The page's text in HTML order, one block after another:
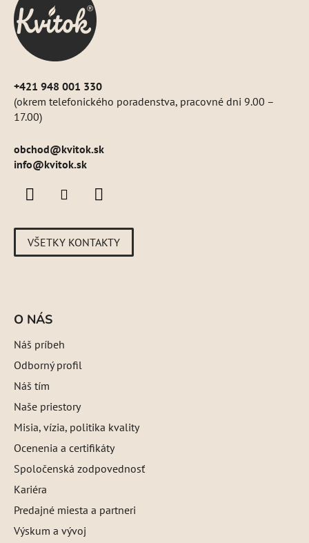
+421 948 001 330
(okrem telefonického poradenstva, pracovné dni 9.00 –
17.00)
obchod@kvitok.sk
info@kvitok.sk
VŠETKY KONTAKTY
O NÁS
Náš príbeh
Odborný profil
Náš tím
Naše priestory
Misia, vízia, politika kvality
Ocenenia a certifikáty
Spoločenská zodpovednosť
Kariéra
Predajné miesta a partneri
Výskum a vývoj